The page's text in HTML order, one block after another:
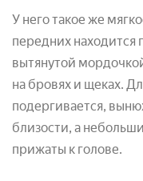
У него такое же
передних находится
вытянутой
на бровях и щеках.
подергивается,
близости, а
прижаты к голове.